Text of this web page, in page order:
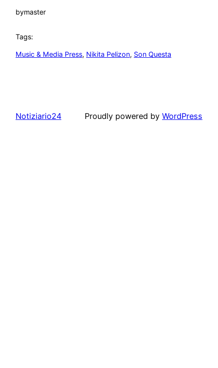
bymaster
Tags:
Music & Media Press, Nikita Pelizon, Son Questa
Notiziario24 Proudly powered by WordPress